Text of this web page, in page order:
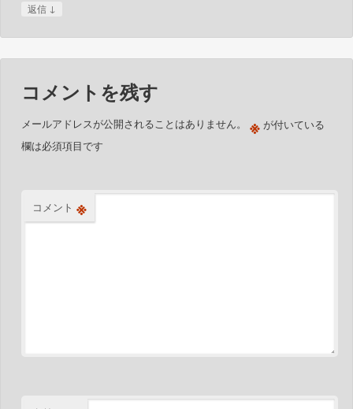
返信 ↓
コメントを残す
メールアドレスが公開されることはありません。 ※ が付いている
欄は必須項目です
コメント ※